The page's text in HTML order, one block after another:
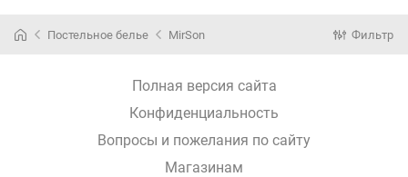
Постельное белье MirSon Фильтр
Полная версия сайта
Конфиденциальность
Вопросы и пожелания по сайту
Магазинам